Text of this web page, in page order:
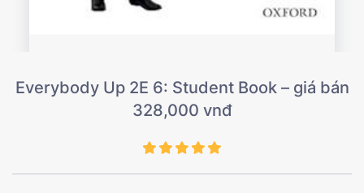
Everybody Up 2E 6: Student Book – giá bán
328,000 vnđ